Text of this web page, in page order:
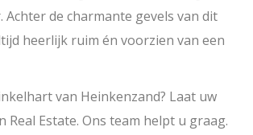
de charmante gevels van dit
heerlijk ruim én voorzien van een
van Heinkenzand? Laat uw
Estate. Ons team helpt u graag.